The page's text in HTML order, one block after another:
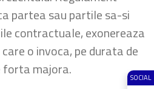
SOCIAL
partea sau partile sa-si
contractuale, exonereaza
o invoca, pe durata de
forta majora.